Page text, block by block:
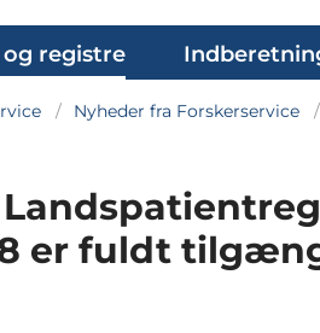
registre
Nyheder fra Forskerservice
er fuldt